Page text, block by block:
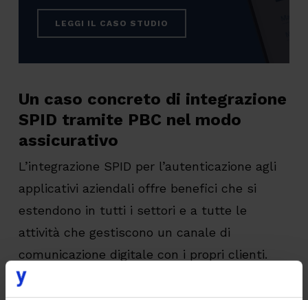
LEGGI IL CASO STUDIO
Un caso concreto di integrazione
SPID tramite PBC nel modo
assicurativo
L’integrazione SPID per l’autenticazione agli
applicativi aziendali offre benefici che si
estendono in tutti i settori e a tutte le
attività che gestiscono un canale di
comunicazione digitale con i propri clienti.
Recentemente,abbiamo supportato un